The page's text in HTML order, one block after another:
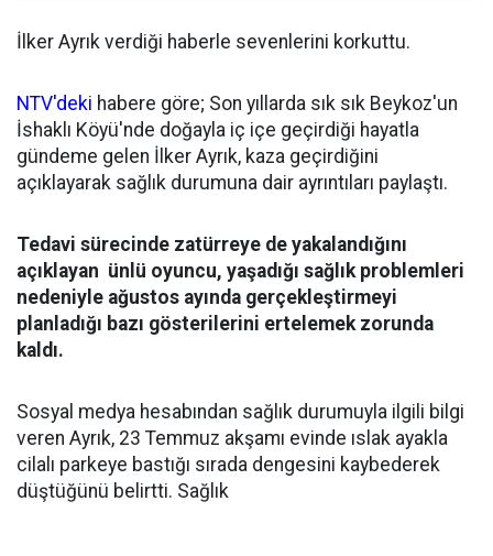
İlker Ayrık verdiği haberle sevenlerini korkuttu.
NTV'deki habere göre; Son yıllarda sık sık Beykoz'un
İshaklı Köyü'nde doğayla iç içe geçirdiği hayatla
gündeme gelen İlker Ayrık, kaza geçirdiğini
açıklayarak sağlık durumuna dair ayrıntıları paylaştı.
Tedavi sürecinde zatürreye de yakalandığını
açıklayan ünlü oyuncu, yaşadığı sağlık problemleri
nedeniyle ağustos ayında gerçekleştirmeyi
planladığı bazı gösterilerini ertelemek zorunda
kaldı.
Sosyal medya hesabından sağlık durumuyla ilgili bilgi
veren Ayrık, 23 Temmuz akşamı evinde ıslak ayakla
cilalı parkeye bastığı sırada dengesini kaybederek
düştüğünü belirtti. Sağlık